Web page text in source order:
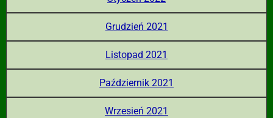
Grudzień 2021
Listopad 2021
Październik 2021
Wrzesień 2021